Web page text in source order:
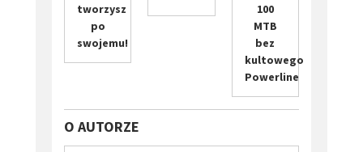
tworzysz
po
swojemu!
100
MTB
bez
kultowego
Powerline
O AUTORZE